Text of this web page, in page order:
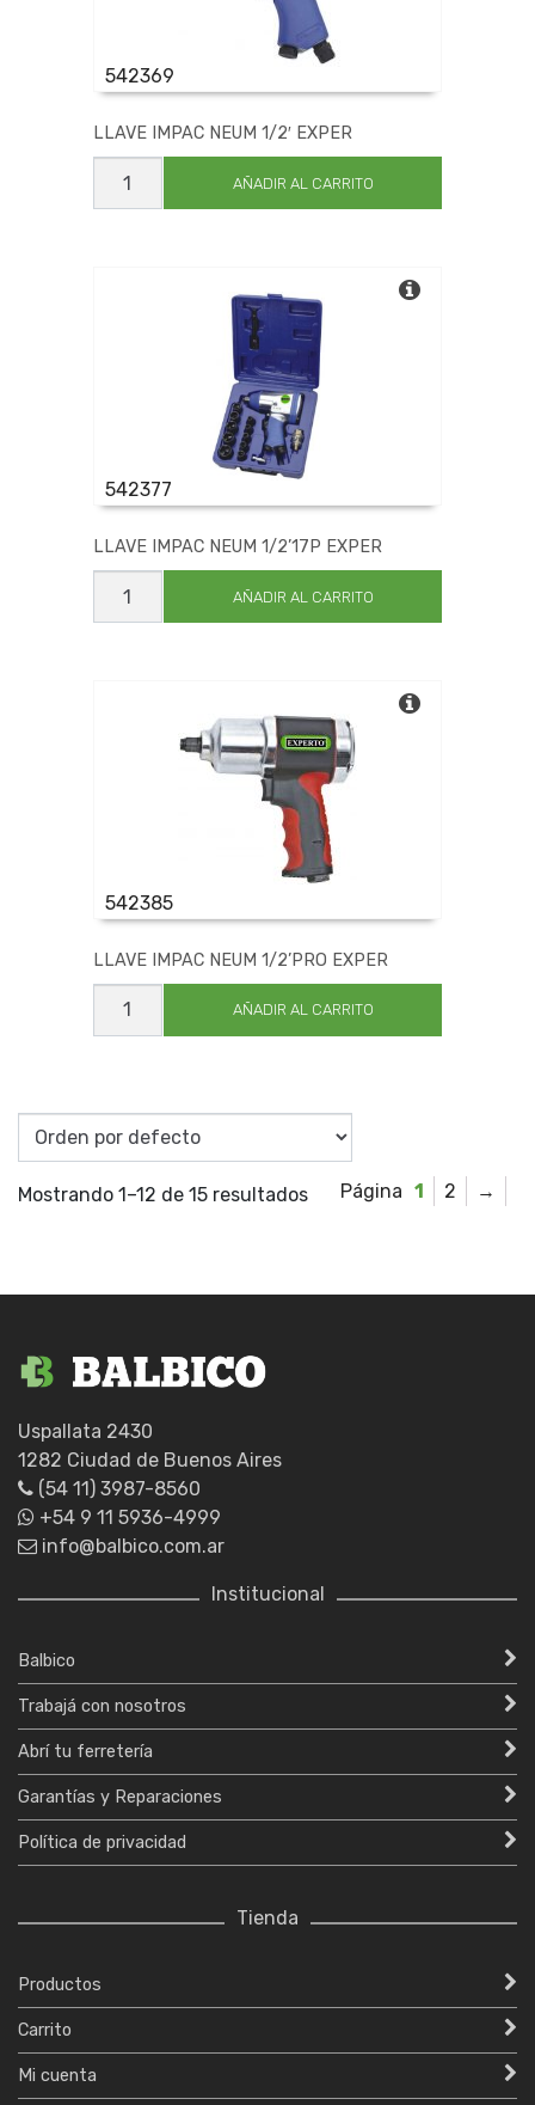
542369
LLAVE IMPAC NEUM 1/2′ EXPER
LLAVE
IMPAC
NEUM
AÑADIR AL CARRITO
542377
LLAVE IMPAC NEUM 1/2’17P EXPER
LLAVE
IMPAC
NEUM
AÑADIR AL CARRITO
542385
LLAVE IMPAC NEUM 1/2’PRO EXPER
LLAVE
IMPAC
NEUM
AÑADIR AL CARRITO
Mostrando 1–12 de 15 resultados 1 2 →
Uspallata 2430
1282 Ciudad de Buenos Aires
(54 11) 3987-8560
+54 9 11 5936-4999
info@balbico.com.ar
Institucional
Balbico
Trabajá con nosotros
Abrí tu ferretería
Garantías y Reparaciones
Política de privacidad
Tienda
Productos
Carrito
Mi cuenta